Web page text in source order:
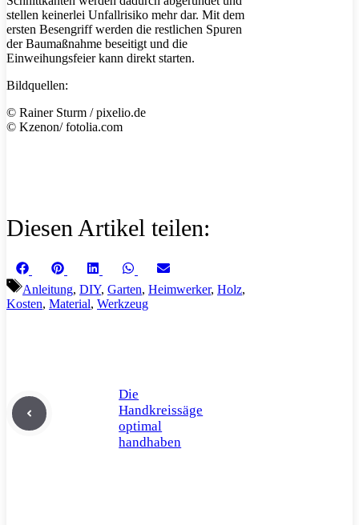
stellen keinerlei Unfallrisiko mehr dar. Mit dem
ersten Besengriff werden die restlichen Spuren
der Baumaßnahme beseitigt und die
Einweihungsfeier kann direkt starten.
Bildquellen:
© Rainer Sturm / pixelio.de
© Kzenon/ fotolia.com
Diesen Artikel teilen:
Share
on
FacebookShare
Pinterest Share
on
LinkedInShare
on
WhatsApp
Share
Schlagwörter
Anleitung, DIY, Garten, Heimwerker, Holz,
Kosten, Material, Werkzeug
Die
Handkreissäge
optimal
handhaben